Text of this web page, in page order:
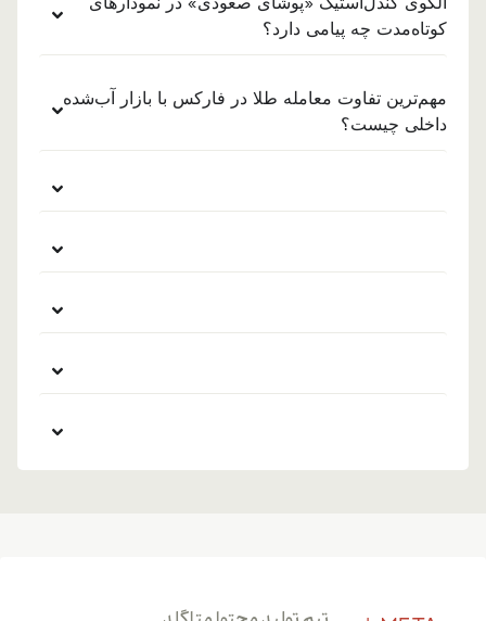
کوتاه‌مدت چه پیامی دارد؟
مهم‌ترین تفاوت معامله طلا در فارکس با بازار آب‌شده
داخلی چیست؟